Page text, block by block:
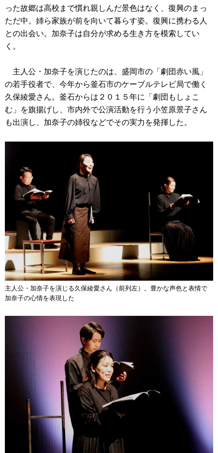
った故郷は高校まで慣れ親しんだ景色はなく、復興のまっ
ただ中。姉ら家族が前を向いて暮らす姿。復興に携わる人
との出会い。加奈子は自分が求める生き方を模索してい
く。
主人公・加奈子を演じたのは、盛岡市の「劇団赤い風」
の若手役者で、今年から釜石市のケーブルテレビ局で働く
久保綾愛さん。釜石からは２０１５年に「劇団もしょこ
む」を旗揚げし、市内外で公演活動を行う小笠原景子さん
も出演し、加奈子の姉役などでその実力を発揮した。
主人公・加奈子を演じる久保綾愛さん（前列左）。豊かな声色と表情で
加奈子の心情を表現した